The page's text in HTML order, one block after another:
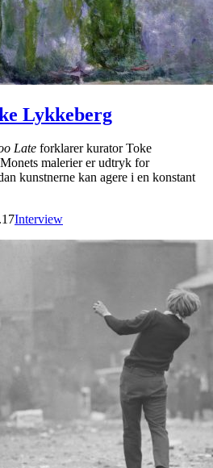
Lykkeberg
Late forklarer kurator Toke
malerier er udtryk for
kunstnerne kan agere i en konstant
Interview